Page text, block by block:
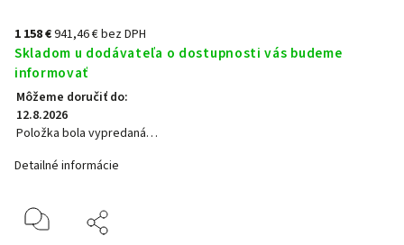
1 158 €941,46 € bez DPH
Skladom u dodávateľa o dostupnosti vás budeme
informovať
Môžeme doručiť do:
12.8.2026
Položka bola vypredaná…
Detailné informácie